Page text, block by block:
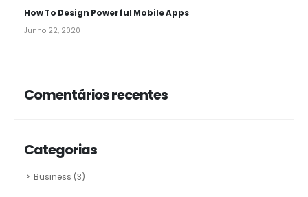
How To Design Powerful Mobile Apps
Junho 22, 2020
Comentários recentes
Categorias
Business (3)